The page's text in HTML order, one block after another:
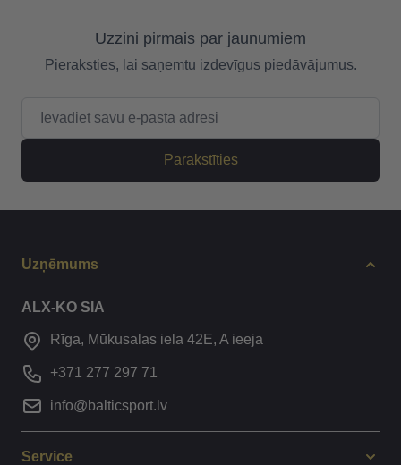
Uzzini pirmais par jaunumiem
Pieraksties, lai saņemtu izdevīgus piedāvājumus.
Parakstīties
Uzņēmums
ALX-KO SIA
Rīga, Mūkusalas iela 42E, A ieeja
+371 277 297 71
info@balticsport.lv
Service